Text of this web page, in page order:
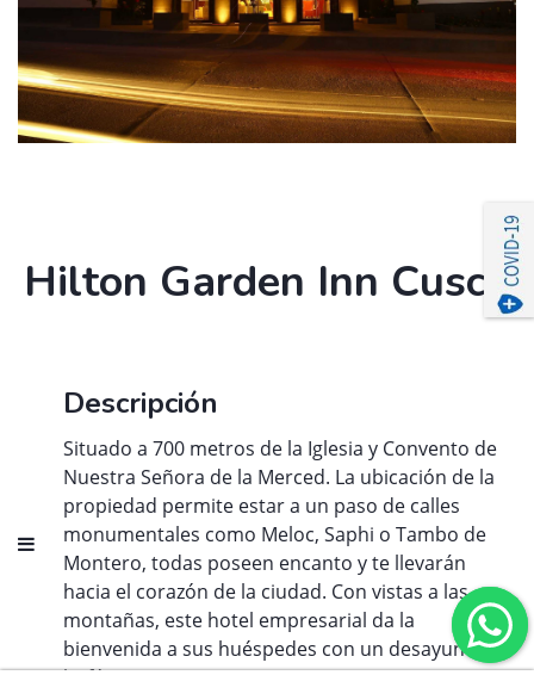
Hilton Garden Inn Cusco
Descripción
Situado a 700 metros de la Iglesia y Convento de
Nuestra Señora de la Merced. La ubicación de la
propiedad permite estar a un paso de calles
monumentales como Meloc, Saphi o Tambo de
Montero, todas poseen encanto y te llevarán
hacia el corazón de la ciudad. Con vistas a las
montañas, este hotel empresarial da la
bienvenida a sus huéspedes con un desayuno